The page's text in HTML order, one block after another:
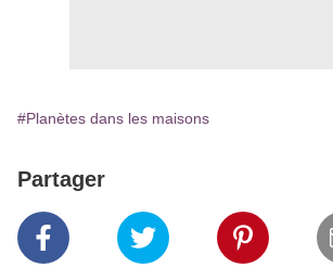
#Planètes dans les maisons
Partager